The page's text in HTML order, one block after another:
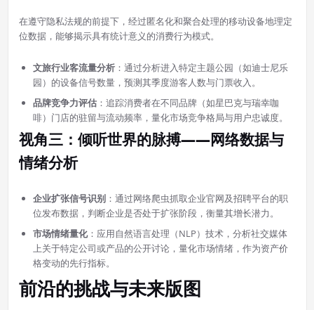
在遵守隐私法规的前提下，经过匿名化和聚合处理的移动设备地理定
位数据，能够揭示具有统计意义的消费行为模式。
文旅行业客流量分析：通过分析进入特定主题公园（如迪士尼乐
园）的设备信号数量，预测其季度游客人数与门票收入。
品牌竞争力评估：追踪消费者在不同品牌（如星巴克与瑞幸咖
啡）门店的驻留与流动频率，量化市场竞争格局与用户忠诚度。
视角三：倾听世界的脉搏——网络数据与
情绪分析
企业扩张信号识别：通过网络爬虫抓取企业官网及招聘平台的职
位发布数据，判断企业是否处于扩张阶段，衡量其增长潜力。
市场情绪量化：应用自然语言处理（NLP）技术，分析社交媒体
上关于特定公司或产品的公开讨论，量化市场情绪，作为资产价
格变动的先行指标。
前沿的挑战与未来版图